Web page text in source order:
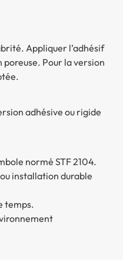
Appliquer l’adhésif
Pour la version
adhésive ou rigide
normé STF 2104.
installation durable
temps.